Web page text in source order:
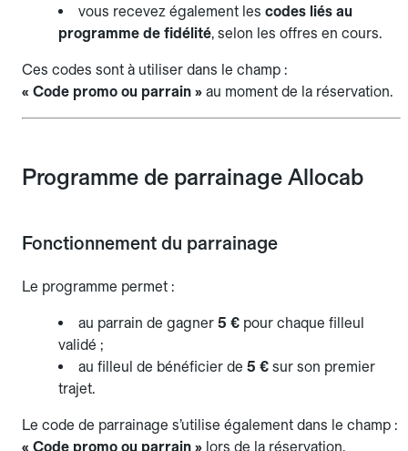
vous recevez également les codes liés au
programme de fidélité, selon les offres en cours.
Ces codes sont à utiliser dans le champ :
« Code promo ou parrain » au moment de la réservation.
Programme de parrainage Allocab
Fonctionnement du parrainage
Le programme permet :
au parrain de gagner 5 € pour chaque filleul
validé ;
au filleul de bénéficier de 5 € sur son premier
trajet.
Le code de parrainage s’utilise également dans le champ :
« Code promo ou parrain » lors de la réservation.